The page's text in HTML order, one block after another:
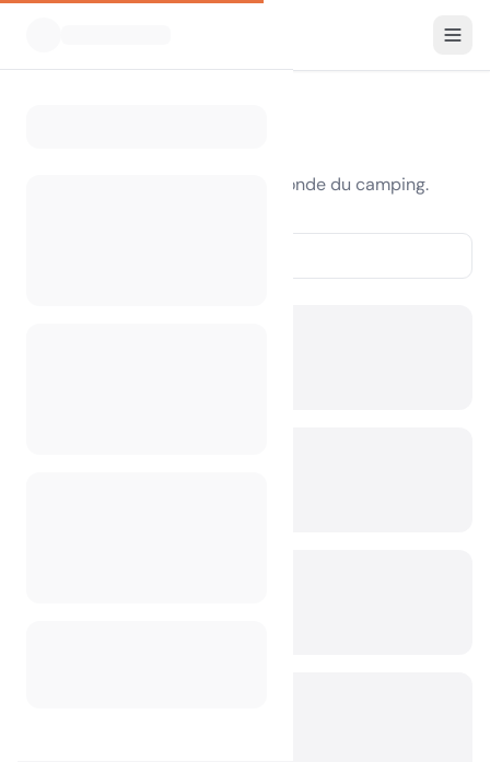
Conseils, guides et histoires du monde du camping.